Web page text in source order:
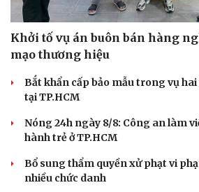
Khởi tố vụ án buôn bán hàng
mạo thương hiệu
Bắt khẩn cấp bảo mẫu trong vụ
tại TP.HCM
Nóng 24h ngày 8/8: Công an làm
hành trẻ ở TP.HCM
Bổ sung thẩm quyền xử phạt vi
nhiều chức danh